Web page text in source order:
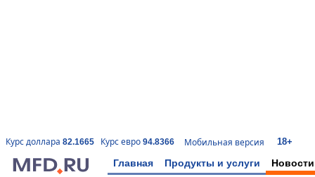
Курс доллара 82.1665 Курс евро 94.8366 Мобильная версия 18+
Главная Продукты и услуги Новости